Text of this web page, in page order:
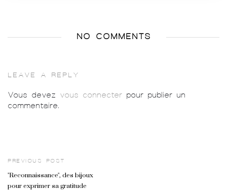
NO COMMENTS
LEAVE A REPLY
Vous devez vous connecter pour publier un
commentaire.
PREVIOUS POST
"Reconnaissance", des bijoux
pour exprimer sa gratitude